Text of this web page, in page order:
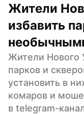
Жители
избавить
Жители Нового
парков и
установить в
комаров и
в telegram-